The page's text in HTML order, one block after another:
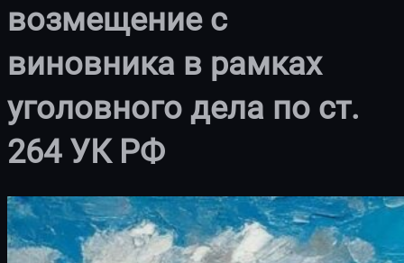
возмещение с
виновника в рамках
уголовного дела по ст.
264 УК РФ